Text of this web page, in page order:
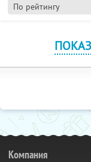
По рейтингу
Компания